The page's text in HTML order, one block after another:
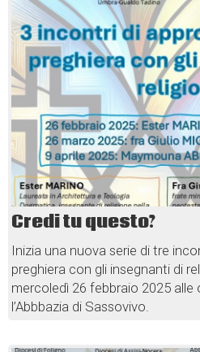
Credi tu questo?
Inizia una nuova serie di tre
preghiera con gli insegnanti di
mercoledì 26 febbraio 2025 alle
l’Abbbazia di Sassovivo.